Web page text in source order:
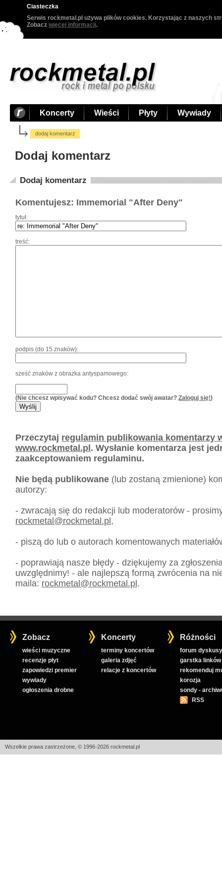
Ciasteczka
Serwis rockmetal.pl używa plików cookies. Korzystając z naszych
Zobacz więcej informacji.
Koncerty Wieści Płyty Wywiady
dodaj komentarz
Dodaj komentarz
Dodaj komentarz
Komentujesz: Immemorial "After Deny"
tytuł:
treść:
podpis (do 15 znaków):
sześć znaków z obrazka antyspamowego:
(Nie chcesz wpisywać kodu? Chcesz dodać swój awatar? Zaloguj się!)
Przeczytaj regulamin publikowania komentarzy
www.rockmetal.pl. Wysłanie komentarza jest
zaakceptowaniem regulaminu.
Nie będą publikowane (lub zostaną zmienione)
autorzy:
- zwracają się do redakcji lub moderatorów -
rockmetal@rockmetal.pl,
- piszą do lub o autorach komentowanych
- poprawiają nasze błędy - dziękujemy za
uwzględnimy! - ale najlepszą formą zwrócenia na
maila: rockmetal@rockmetal.pl.
Zobacz
wieści muzyczne
recenzje płyt
zapowiedzi premier
wywiady
ogłoszenia drobne
Koncerty
terminy koncertów
galeria zdjęć
relacje z koncertów
Różności
forum
garstka linków
rekomenduj
korozja
sondy -
RSS
Wszelkie prawa zastrzeżone, © 1996-2026 rockmetal.pl